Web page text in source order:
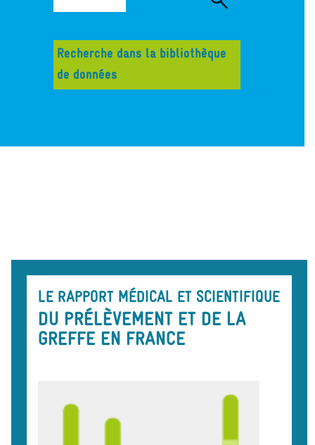
Recherche dans la bibliothèque
de données
LE RAPPORT MÉDICAL ET SCIENTIFIQUE
DU PRÉLÈVEMENT ET DE LA
GREFFE EN FRANCE